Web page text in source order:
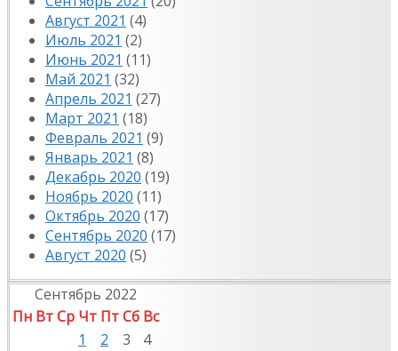
Август 2021 (4)
Июль 2021 (2)
Июнь 2021 (11)
Май 2021 (32)
Апрель 2021 (27)
Март 2021 (18)
Февраль 2021 (9)
Январь 2021 (8)
Декабрь 2020 (19)
Ноябрь 2020 (11)
Октябрь 2020 (17)
Сентябрь 2020 (17)
Август 2020 (5)
Сентябрь 2022
Пн ВтСр Чт ПтСб Вс
1
2 3
4